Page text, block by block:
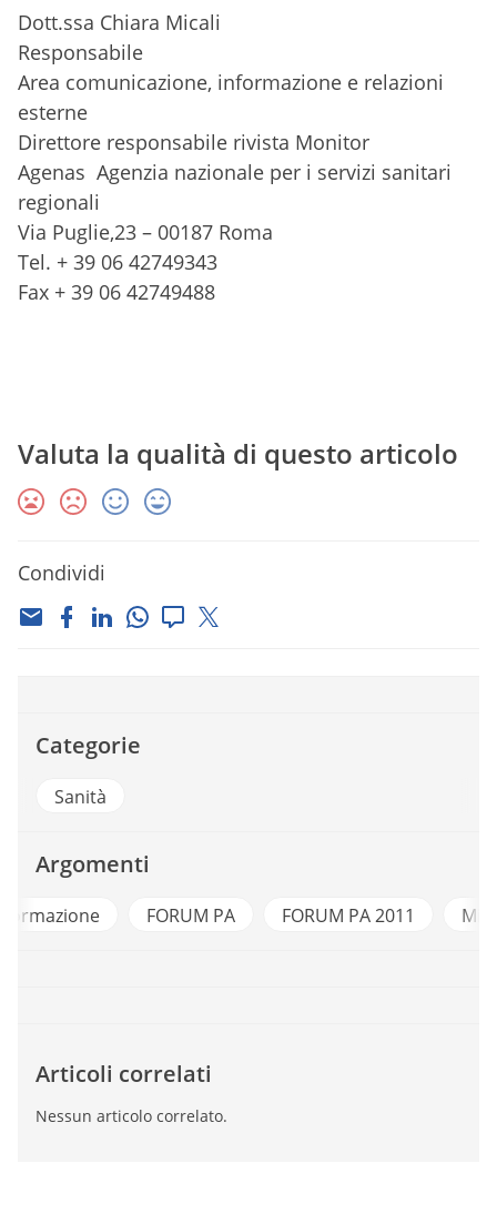
Dott.ssa Chiara Micali
Responsabile
Area comunicazione, informazione e relazioni
esterne
Direttore responsabile rivista Monitor
Agenas Agenzia nazionale per i servizi sanitari
regionali
Via Puglie,23 – 00187 Roma
Tel. + 39 06 42749343
Fax + 39 06 42749488
Valuta la qualità di questo articolo
Condividi
Categorie
Sanità
Argomenti
FORUM PA FORUM PA 2011 Ministro
Articoli correlati
Nessun articolo correlato.